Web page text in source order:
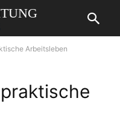
Arbeitsleben